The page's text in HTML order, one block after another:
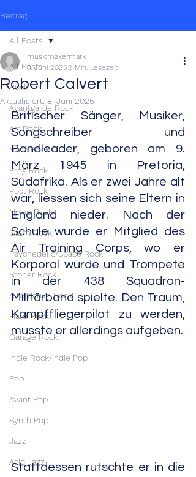
Beitrag
All Posts
Rock
Avantgarde Rock
Art Rock
Math Rock
Prog Rock
Post Rock
Noise Rock
Glam Rock
Psychedelic/Space Rock
Stoner Rock
Alternative Rock
Hard Rock
Garage Rock
Indie Rock/Indie Pop
Pop
Avant Pop
Synth Pop
Jazz
Acid Jazz
All Posts
Robert Calvert
musicmakermark
3. Juni 20252 Min. Lesezeit
Aktualisiert: 8. Juni 2025
Britischer Sänger, Musiker,
Songschreiber und
Bandleader, geboren am 9.
März 1945 in Pretoria,
Südafrika. Als er zwei Jahre alt
war, liessen sich seine Eltern in
England nieder. Nach der
Schule wurde er Mitglied des
Air Training Corps, wo er
Korporal wurde und Trompete
in der 438 Squadron-
Militärband spielte. Den Traum,
Kampffliegerpilot zu werden,
musste er allerdings aufgeben.
Stattdessen rutschte er in die